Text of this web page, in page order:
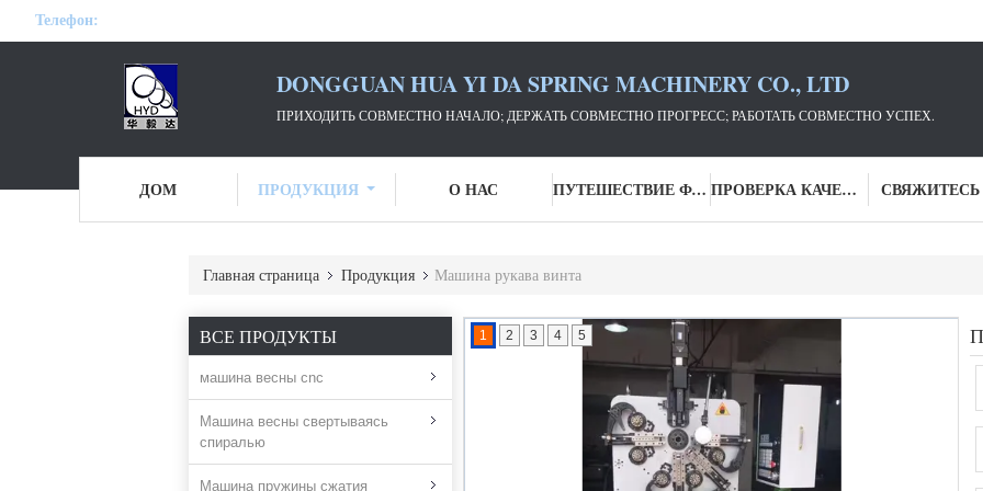
Телефон:
DONGGUAN HUA YI DA SPRING MACHINERY CO., LTD
ПРИХОДИТЬ СОВМЕСТНО НАЧАЛО; ДЕРЖАТЬ СОВМЕСТНО ПРОГРЕСС; РАБОТАТЬ СОВМЕСТНО УСПЕХ.
ДОМ ПРОДУКЦИЯ О НАС ПУТЕШЕСТВИЕ ФАБРИКИ ПРОВЕРКА КАЧЕСТВА
Главная страница Продукция Машина рукава винта
ВСЕ ПРОДУКТЫ
машина весны cnc
Машина весны свертываясь
спиралью
Машина пружины сжатия
1 2 3 4 5